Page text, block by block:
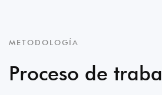
METODOLOGÍA
Proceso de